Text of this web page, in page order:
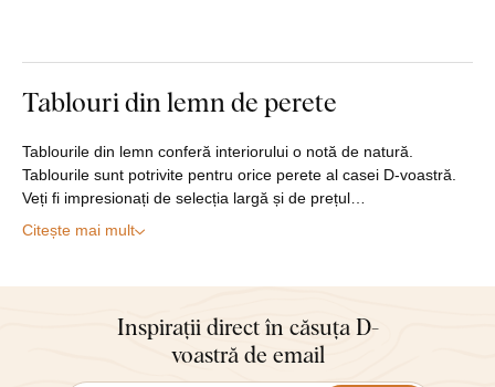
Tablouri din lemn de perete
Tablourile din lemn conferă interiorului o notă de natură.
Tablourile sunt potrivite pentru orice perete al casei D-voastră.
Veți fi impresionați de selecția largă și de prețul…
Citește mai mult
Inspirații direct în căsuța D-
voastră de email